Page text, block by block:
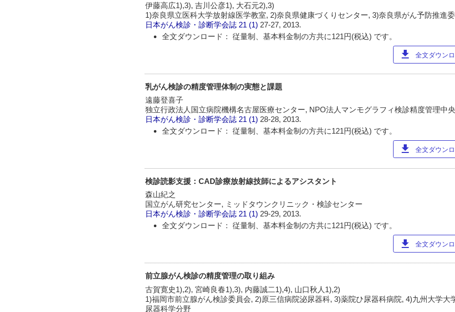
伊藤高広1),3), 吉川公彦1), 大石元2),3)
1)奈良県立医科大学放射線医学教室, 2)奈良県健康づくりセンター, 3)奈良県がん予防推進
日本がん検診・診断学会誌 21 (1) 27-27, 2013.
全文ダウンロード： 従量制、基本料金制の方共に121円(税込) です。
download 全文ダウン
乳がん検診の精度管理体制の実態と課題
遠藤登喜子
独立行政法人国立病院機構名古屋医療センター, NPO法人マンモグラフィ検診精度管理中
日本がん検診・診断学会誌 21 (1) 28-28, 2013.
全文ダウンロード： 従量制、基本料金制の方共に121円(税込) です。
download 全文ダウン
検診読影支援：CAD診療放射線技師によるアシスタント
森山紀之
国立がん研究センター, ミッドタウンクリニック・検診センター
日本がん検診・診断学会誌 21 (1) 29-29, 2013.
全文ダウンロード： 従量制、基本料金制の方共に121円(税込) です。
download 全文ダウン
前立腺がん検診の精度管理の取り組み
古賀寛史1),2), 宮崎良春1),3), 内藤誠二1),4), 山口秋人1),2)
1)福岡市前立腺がん検診委員会, 2)原三信病院泌尿器科, 3)薬院ひ尿器科病院, 4)九州大学大
尿器科学分野